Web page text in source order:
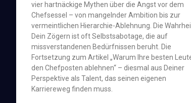
vier hartnäckige Mythen über die Angst vor dem
Chefsessel – von mangelnder Ambition bis zur
vermeintlichen Hierarchie-Ablehnung. Die
Dein Zögern ist oft Selbstsabotage, die auf
missverstandenen Bedürfnissen beruht. Die
Fortsetzung zum Artikel „Warum Ihre besten
den Chefposten ablehnen“ – diesmal aus Deiner
Perspektive als Talent, das seinen eigenen
Karriereweg finden muss.